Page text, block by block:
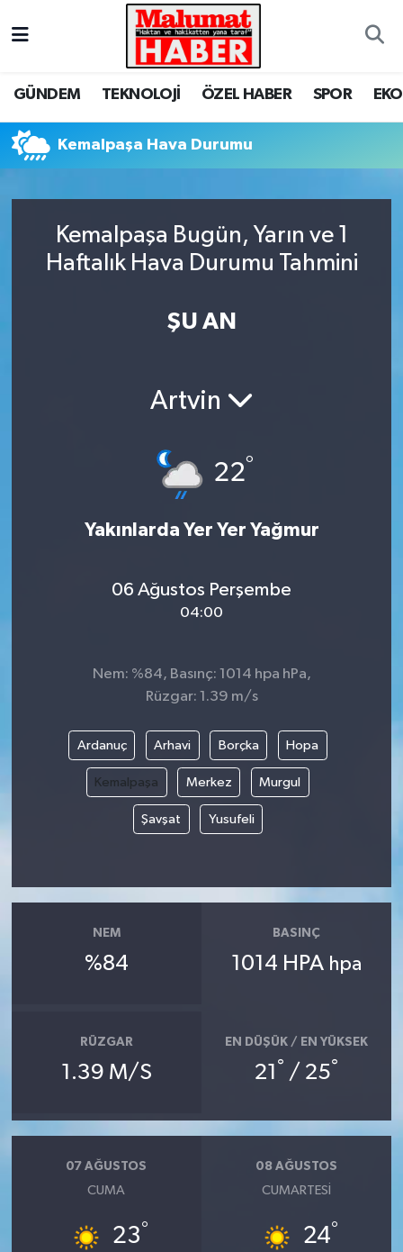
GÜNDEM TEKNOLOJİ ÖZEL HABER SPOR
Kemalpaşa Hava Durumu
Kemalpaşa Bugün, Yarın ve 1
Haftalık Hava Durumu Tahmini
ŞU AN
Artvin
22°
Yakınlarda Yer Yer Yağmur
06 Ağustos Perşembe
04:00
Nem: %84, Basınç: 1014 hpa hPa,
Rüzgar: 1.39 m/s
Ardanuç Arhavi Borçka Hopa
Kemalpaşa Merkez Murgul
Şavşat Yusufeli
NEM
%84
BASINÇ
1014 HPA hpa
RÜZGAR
1.39 M/S
EN DÜŞÜK / EN YÜKSEK
21 ° / 25°
07 AĞUSTOS
CUMA
23°
08 AĞUSTOS
CUMARTESI
24°
Nöbetçi Eczaneler
Tüm Manşetler